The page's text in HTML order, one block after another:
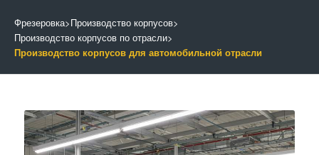
Фрезеровка>Производство корпусов>
Производство корпусов по отрасли>
Производство корпусов для автомобильной отрасли